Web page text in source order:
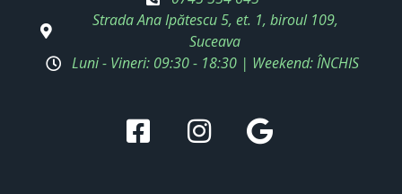
Strada Ana Ipătescu 5, et. 1, biroul 109,
Suceava
Luni - Vineri: 09:30 - 18:30 | Weekend: ÎNCHIS